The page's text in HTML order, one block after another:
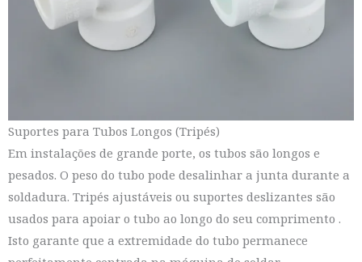
Suportes para Tubos Longos (Tripés)
Em instalações de grande porte, os tubos são longos e
pesados. O peso do tubo pode desalinhar a junta durante a
soldadura. Tripés ajustáveis ou suportes deslizantes são
usados para apoiar o tubo ao longo do seu comprimento .
Isto garante que a extremidade do tubo permanece